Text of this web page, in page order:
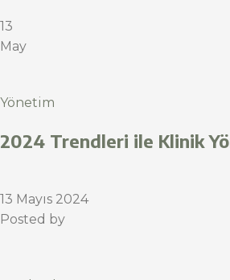
13
May
Yönetim
2024 Trendleri ile Klinik
13 Mayıs 2024
Posted by